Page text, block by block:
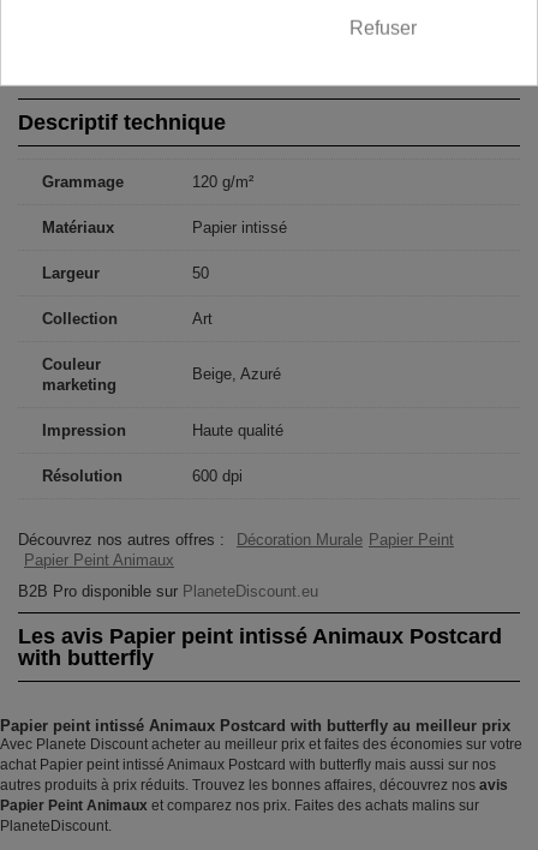
350x245: 50x245 50x245 50x245 50x245 50x245 50x245 50x245
Descriptif technique
Grammage 120 g/m²
Matériaux Papier intissé
Largeur 50
Collection Art
Couleur
marketing
Beige, Azuré
Impression Haute qualité
Résolution 600 dpi
Découvrez nos autres offres : Décoration Murale Papier Peint
Papier Peint Animaux
B2B Pro disponible sur PlaneteDiscount.eu
Les avis Papier peint intissé Animaux Postcard
with butterfly
Papier peint intissé Animaux Postcard with butterfly au meilleur prix
Avec Planete Discount acheter au meilleur prix et faites des économies sur votre
achat Papier peint intissé Animaux Postcard with butterfly mais aussi sur nos
autres produits à prix réduits. Trouvez les bonnes affaires, découvrez nos avis
Papier Peint Animaux et comparez nos prix. Faites des achats malins sur
PlaneteDiscount.
Refuser